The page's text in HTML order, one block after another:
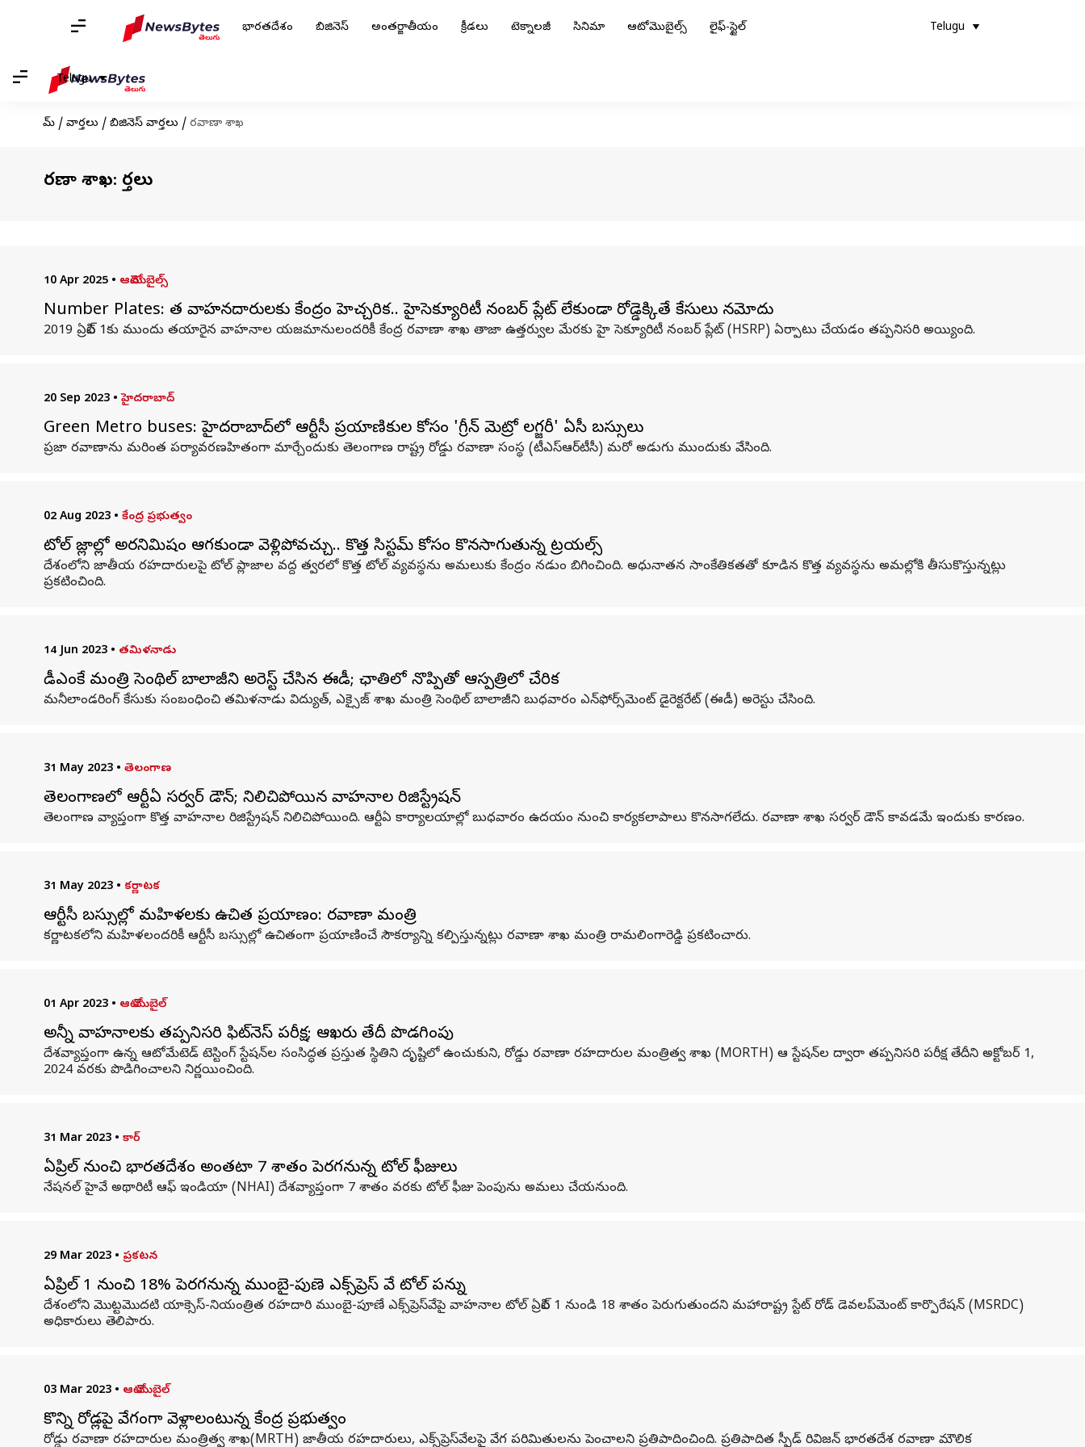
భారతదేశం బిజినెస్ అంతర్జాతీయం క్రీడలు టెక్నాలజీ సినిమా ఆటోమొబైల్స్ లైఫ్-స్టైల్ Telugu
Telugu
హోమ్ / వార్తలు / బిజినెస్ వార్తలు / రవాణా శాఖ
రవాణా శాఖ: వార్తలు
10 Apr 2025 • ఆటోమొబైల్స్
Number Plates: పాత వాహనదారులకు కేంద్రం హెచ్చరిక.. హైసెక్యూరిటీ నంబర్‌ ప్లేట్‌ లేకుండా రోడ్డెక్కితే కేసులు నమోదు
2019 ఏప్రిల్ 1కు ముందు తయారైన వాహనాల యజమానులందరికీ కేంద్ర రవాణా శాఖ తాజా ఉత్తర్వుల మేరకు హై సెక్యూరిటీ నంబర్ ప్లేట్ (HSRP) ఏర్పాటు చేయడం తప్పనిసరి అయ్యింది.
20 Sep 2023 • హైదరాబాద్
Green Metro buses: హైదరాబాద్‌లో ఆర్టీసీ ప్రయాణికుల కోసం 'గ్రీన్‌ మెట్రో లగ్జరీ' ఏసీ బస్సులు
ప్రజా రవాణాను మరింత పర్యావరణహితంగా మార్చేందుకు తెలంగాణ రాష్ట్ర రోడ్డు రవాణా సంస్థ (టీఎస్ఆర్‌టీసీ) మరో అడుగు ముందుకు వేసింది.
02 Aug 2023 • కేంద్ర ప్రభుత్వం
టోల్‌ ప్లాజాల్లో అరనిమిషం ఆగకుండా వెళ్లిపోవచ్చు.. కొత్త సిస్టమ్ కోసం కొనసాగుతున్న ట్రయల్స్
దేశంలోని జాతీయ రహదారులపై టోల్‌ ప్లాజాల వద్ద త్వరలో కొత్త టోల్‌ వ్యవస్థను అమలుకు కేంద్రం నడుం బిగించింది. అధునాతన సాంకేతికతతో కూడిన కొత్త వ్యవస్థను అమల్లోకి తీసుకొస్తున్నట్లు
ప్రకటించింది.
14 Jun 2023 • తమిళనాడు
డీఎంకే మంత్రి సెంథిల్ బాలాజీని అరెస్ట్ చేసిన ఈడీ; ఛాతిలో నొప్పితో ఆస్పత్రిలో చేరిక
మనీలాండరింగ్ కేసుకు సంబంధించి తమిళనాడు విద్యుత్, ఎక్సైజ్ శాఖ మంత్రి సెంథిల్ బాలాజీని బుధవారం ఎన్‌ఫోర్స్‌మెంట్ డైరెక్టరేట్ (ఈడీ) అరెస్టు చేసింది.
31 May 2023 • తెలంగాణ
తెలంగాణలో ఆర్టీఏ సర్వర్ డౌన్; నిలిచిపోయిన వాహనాల రిజిస్ట్రేషన్
తెలంగాణ వ్యాప్తంగా కొత్త వాహనాల రిజిస్ట్రేషన్ నిలిచిపోయింది. ఆర్టీఏ కార్యాలయాల్లో బుధవారం ఉదయం నుంచి కార్యకలాపాలు కొనసాగలేదు. రవాణా శాఖ సర్వర్‌ డౌన్‌ కావడమే ఇందుకు కారణం.
31 May 2023 • కర్ణాటక
ఆర్టీసీ బస్సుల్లో మహిళలకు ఉచిత ప్రయాణం: రవాణా మంత్రి
కర్ణాటకలోని మహిళలందరికీ ఆర్టీసీ బస్సుల్లో ఉచితంగా ప్రయాణించే సౌకర్యాన్ని కల్పిస్తున్నట్లు రవాణా శాఖ మంత్రి రామలింగారెడ్డి ప్రకటించారు.
01 Apr 2023 • ఆటో మొబైల్
అన్నీ వాహనాలకు తప్పనిసరి ఫిట్‌నెస్ పరీక్ష; ఆఖరు తేదీ పొడగింపు
దేశవ్యాప్తంగా ఉన్న ఆటోమేటెడ్ టెస్టింగ్ స్టేషన్‌ల సంసిద్ధత ప్రస్తుత స్థితిని దృష్టిలో ఉంచుకుని, రోడ్డు రవాణా రహదారుల మంత్రిత్వ శాఖ (MORTH) ఆ స్టేషన్‌ల ద్వారా తప్పనిసరి పరీక్ష తేదీని అక్టోబర్ 1,
2024 వరకు పొడిగించాలని నిర్ణయించింది.
31 Mar 2023 • కార్
ఏప్రిల్ నుంచి భారతదేశం అంతటా 7 శాతం పెరగనున్న టోల్ ఫీజులు
నేషనల్ హైవే అథారిటీ ఆఫ్ ఇండియా (NHAI) దేశవ్యాప్తంగా 7 శాతం వరకు టోల్ ఫీజు పెంపును అమలు చేయనుంది.
29 Mar 2023 • ప్రకటన
ఏప్రిల్ 1 నుంచి 18% పెరగనున్న ముంబై-పుణె ఎక్స్‌ప్రెస్ వే టోల్ పన్ను
దేశంలోని మొట్టమొదటి యాక్సెస్-నియంత్రిత రహదారి ముంబై-పూణే ఎక్స్‌ప్రెస్‌వేపై వాహనాల టోల్ ఏప్రిల్ 1 నుండి 18 శాతం పెరుగుతుందని మహారాష్ట్ర స్టేట్ రోడ్ డెవలప్‌మెంట్ కార్పొరేషన్ (MSRDC)
అధికారులు తెలిపారు.
03 Mar 2023 • ఆటో మొబైల్
కొన్ని రోడ్లపై వేగంగా వెళ్లాలంటున్న కేంద్ర ప్రభుత్వం
రోడ్డు రవాణా రహదారుల మంత్రిత్వ శాఖ(MRTH) జాతీయ రహదారులు, ఎక్స్‌ప్రెస్‌వేలపై వేగ పరిమితులను పెంచాలని ప్రతిపాదించింది. ప్రతిపాదిత స్పీడ్ రివిజన్ భారతదేశ రవాణా మౌలిక